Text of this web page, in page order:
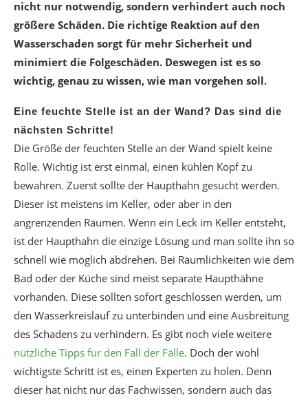
nicht nur notwendig, sondern verhindert auch noch
größere Schäden. Die richtige Reaktion auf den
Wasserschaden sorgt für mehr Sicherheit und
minimiert die Folgeschäden. Deswegen ist es so
wichtig, genau zu wissen, wie man vorgehen soll.
Eine feuchte Stelle ist an der Wand? Das sind die
nächsten Schritte!
Die Größe der feuchten Stelle an der Wand spielt keine
Rolle. Wichtig ist erst einmal, einen kühlen Kopf zu
bewahren. Zuerst sollte der Haupthahn gesucht werden.
Dieser ist meistens im Keller, oder aber in den
angrenzenden Räumen. Wenn ein Leck im Keller entsteht,
ist der Haupthahn die einzige Lösung und man sollte ihn so
schnell wie möglich abdrehen. Bei Räumlichkeiten wie dem
Bad oder der Küche sind meist separate Haupthähne
vorhanden. Diese sollten sofort geschlossen werden, um
den Wasserkreislauf zu unterbinden und eine Ausbreitung
des Schadens zu verhindern. Es gibt noch viele weitere
nützliche Tipps für den Fall der Fälle. Doch der wohl
wichtigste Schritt ist es, einen Experten zu holen. Denn
dieser hat nicht nur das Fachwissen, sondern auch das